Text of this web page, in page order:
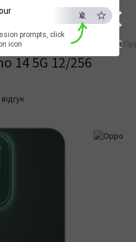
×
ESC
prompts, click
icon
Oppo Oppo
14 5G 12/256